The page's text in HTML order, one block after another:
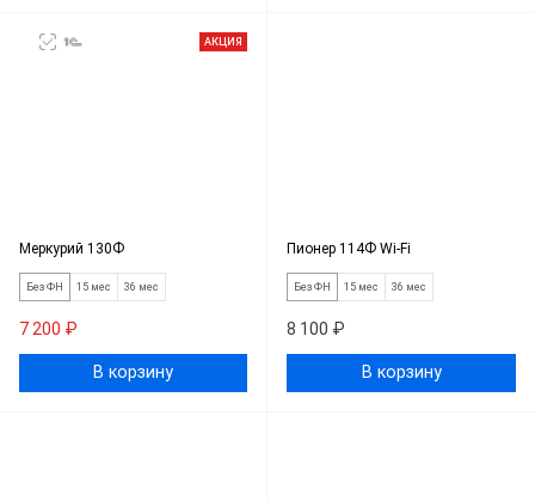
АКЦИЯ
Меркурий 130Ф
Без ФН 15 мес 36 мес
7 200 ₽
В корзину
Пионер 114Ф Wi-Fi
Без ФН 15 мес 36 мес
8 100 ₽
В корзину